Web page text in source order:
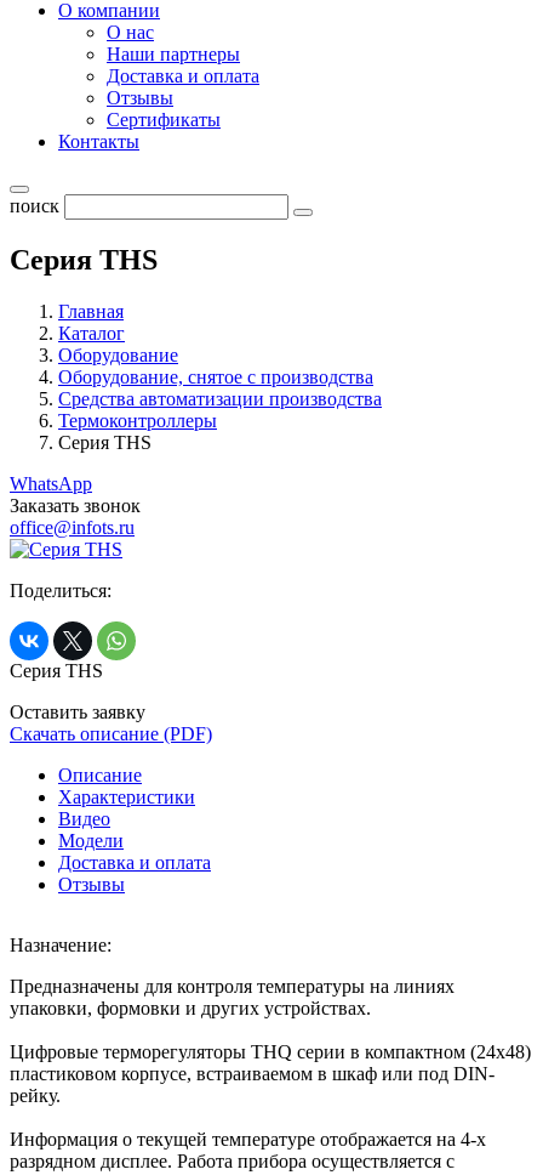
О компании
О нас
Наши партнеры
Доставка и оплата
Отзывы
Сертификаты
Контакты
поиск
Серия THS
Главная
Каталог
Оборудование
Оборудование, снятое с производства
Средства автоматизации производства
Термоконтроллеры
Серия THS
WhatsApp
Заказать звонок
office@infots.ru
Поделиться:
Серия THS
Оставить заявку
Скачать описание (PDF)
Описание
Характеристики
Видео
Модели
Доставка и оплата
Отзывы
Назначение:
Предназначены для контроля температуры на линиях
упаковки, формовки и других устройствах.
Цифровые терморегуляторы THQ серии в компактном (24х48)
пластиковом корпусе, встраиваемом в шкаф или под DIN-
рейку.
Информация о текущей температуре отображается на 4-х
разрядном дисплее. Работа прибора осуществляется с